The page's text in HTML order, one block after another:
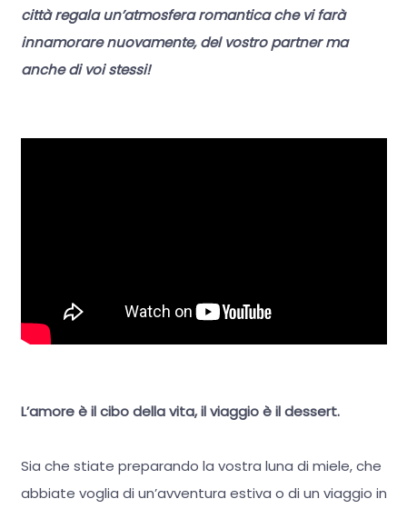
città regala un’atmosfera romantica che vi farà
innamorare nuovamente, del vostro partner ma
anche di voi stessi!
L’amore è il cibo della vita, il viaggio è il dessert.
Sia che stiate preparando la vostra luna di miele, che
abbiate voglia di un’avventura estiva o di un viaggio in